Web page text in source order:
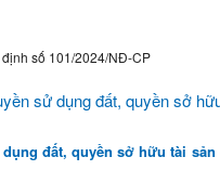
số 101/2024/NĐ-CP
đất, quyền sở hữu tài